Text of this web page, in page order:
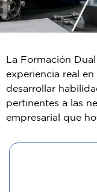
La Formación
experiencia real
desarrollar
pertinentes a las
empresarial que